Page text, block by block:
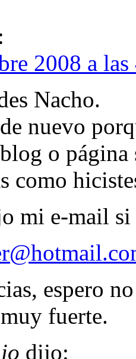
2008 a
Nacho.
nuevo
o
como
mi e-mail si
espero
fuerte.
dijo: